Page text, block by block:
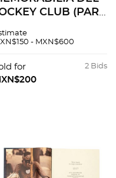
CLUB (PAR
SIGLO
sobre
- MXN$600
2 Bids
for